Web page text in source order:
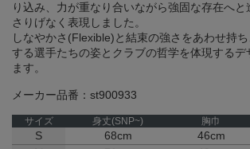
り込み、力が重なり合いながら強固な存在へ
さりげなく表現しました。
しなやかさ(Flexible)と結束の強さをあわせ持
する選手たちの姿とクラブの哲学を体現するデ
ます。
メーカー品番：st900933
サイズ 身丈(SNP~) 胸巾
S 68cm 46cm